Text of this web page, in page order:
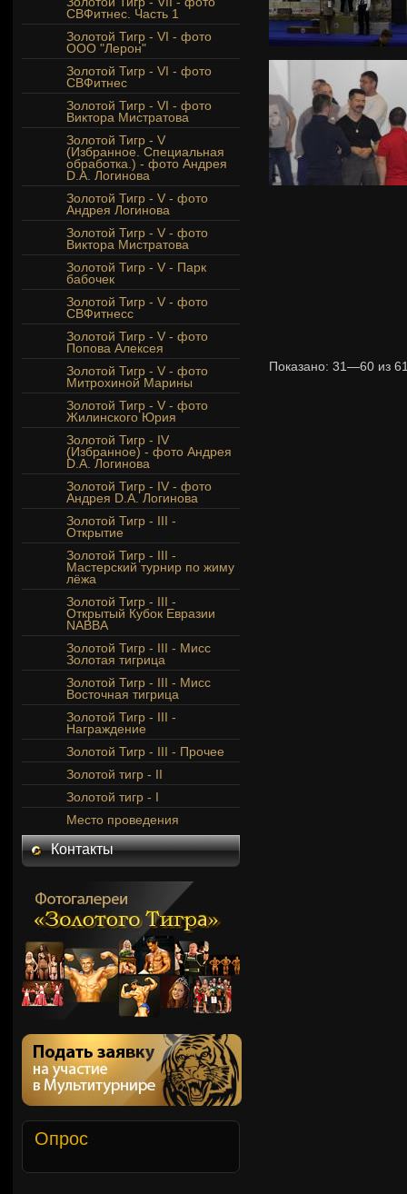
СВФитнес. Часть 1
Золотой Тигр - VI - фото
ООО "Лерон"
Золотой Тигр - VI - фото
СВФитнес
Золотой Тигр - VI - фото
Виктора Мистратова
Золотой Тигр - V
(Избранное. Специальная
обработка.) - фото Андрея
D.A. Логинова
Золотой Тигр - V - фото
Андрея Логинова
Золотой Тигр - V - фото
Виктора Мистратова
Золотой Тигр - V - Парк
бабочек
Золотой Тигр - V - фото
СВФитнесс
Золотой Тигр - V - фото
Попова Алексея
Золотой Тигр - V - фото
Митрохиной Марины
Золотой Тигр - V - фото
Жилинского Юрия
Золотой Тигр - IV
(Избранное) - фото Андрея
D.A. Логинова
Золотой Тигр - IV - фото
Андрея D.A. Логинова
Золотой Тигр - III -
Открытие
Золотой Тигр - III -
Мастерский турнир по жиму
лёжа
Золотой Тигр - III -
Открытый Кубок Евразии
NABBA
Золотой Тигр - III - Мисс
Золотая тигрица
Золотой Тигр - III - Мисс
Восточная тигрица
Золотой Тигр - III -
Награждение
Золотой Тигр - III - Прочее
Золотой тигр - II
Золотой тигр - I
Место проведения
Контакты
Опрос
Показано: 31—60 из